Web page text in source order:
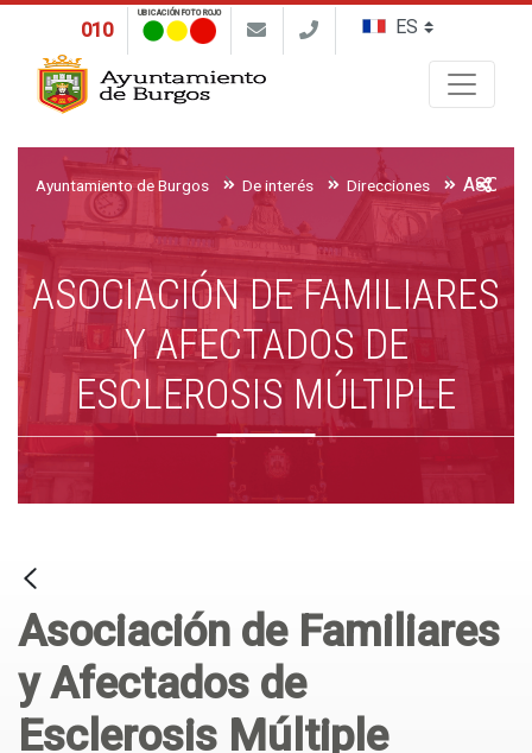
010
UBICACIÓN FOTO ROJO
Ayuntamiento de Burgos De interés Direcciones
ASOCIACIÓN DE FAMILIARES
Y AFECTADOS DE
ESCLEROSIS MÚLTIPLE
Asociación de Familiares
y Afectados de
Esclerosis Múltiple